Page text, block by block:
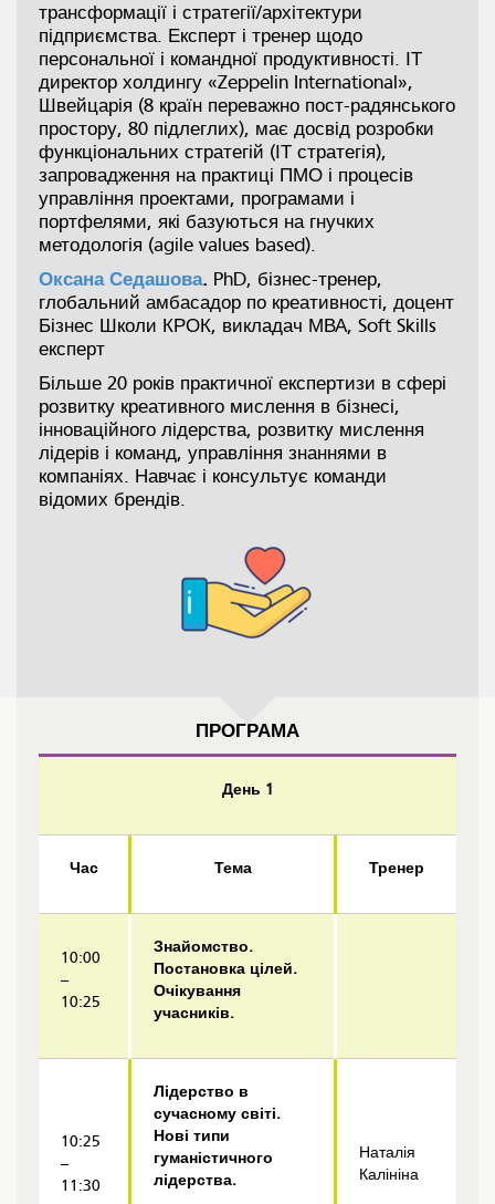
трансформації і стратегії/архітектури
підприємства. Експерт і тренер щодо
персональної і командної продуктивності. ІТ
директор холдингу «Zeppelin International»,
Швейцарія (8 країн переважно пост-радянського
простору, 80 підлеглих), має досвід розробки
функціональних стратегій (ІТ стратегія),
запровадження на практиці ПМО і процесів
управління проектами, програмами і
портфелями, які базуються на гнучких
методологія (agile values based).
Оксана Седашова. PhD, бізнес-тренер,
глобальний амбасадор по креативності, доцент
Бізнес Школи КРОК, викладач МВА, Soft Skills
експерт
Більше 20 років практичної експертизи в сфері
розвитку креативного мислення в бізнесі,
інноваційного лідерства, розвитку мислення
лідерів і команд, управління знаннями в
компаніях. Навчає і консультує команди
відомих брендів.
ПРОГРАМА
День 1
Час Тема Тренер
10:00
–
10:25
Знайомство.
Постановка цілей.
Очікування
учасників.
10:25
–
11:30
Лідерство в
сучасному світі.
Нові типи
гуманістичного
лідерства.
Наталія
Калініна